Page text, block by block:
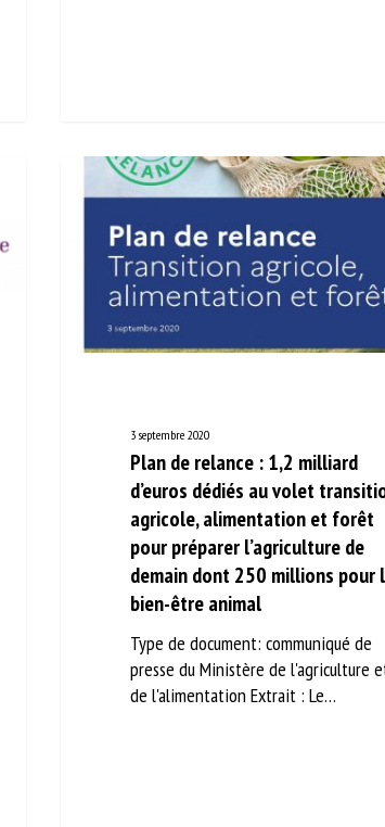
3 septembre 2020
Plan de relance : 1,2 milliard
d’euros dédiés au volet
transition agricole, alimentation
et forêt pour préparer
l’agriculture de demain dont 250
millions pour le bien-être animal
Type de document: communiqué de
presse du Ministère de l'agriculture et
de l'alimentation Extrait : Le…